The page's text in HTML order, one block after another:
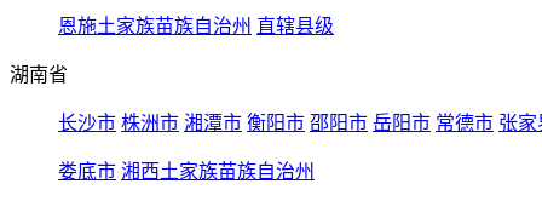
恩施土家族苗族自治州 直辖县级
湖南省
长沙市 株洲市 湘潭市 衡阳市 邵阳市 岳阳市 常德市 张家
娄底市 湘西土家族苗族自治州